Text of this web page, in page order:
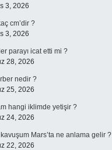
3, 2026
cm’dir ?
3, 2026
parayı icat etti mi ?
28, 2026
nedir ?
25, 2026
hangi iklimde yetişir ?
24, 2026
Mars’ta ne anlama gelir ?
22, 2026